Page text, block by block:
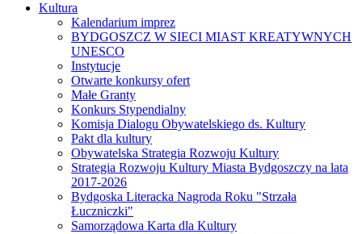
Kultura
Kalendarium imprez
BYDGOSZCZ W SIECI MIAST KREATYWNYCH
UNESCO
Instytucje
Otwarte konkursy ofert
Małe Granty
Konkurs Stypendialny
Komisja Dialogu Obywatelskiego ds. Kultury
Pakt dla kultury
Obywatelska Strategia Rozwoju Kultury
Strategia Rozwoju Kultury Miasta Bydgoszczy na lata
2017-2026
Bydgoska Literacka Nagroda Roku "Strzała
Łuczniczki"
Samorządowa Karta dla Kultury